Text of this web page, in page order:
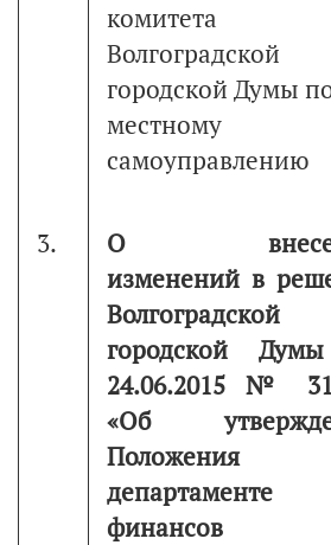
комитета
Волгоградской
городской Думы
местному
самоуправлению
3.
О
изменений в
Волгоградской
городской
24.06.2015 №
«Об
департаменте
финансов